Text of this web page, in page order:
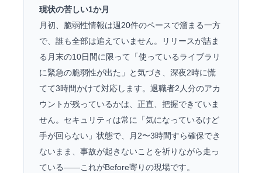
現状の苦しい1か月
月初、脆弱性情報は週20件のペースで溜まる一方
で、誰も全部は追えていません。リリースが詰ま
る月末の10日間に限って「使っているライブラリ
に緊急の脆弱性が出た」と気づき、深夜2時に慌
てて3時間かけて対応します。退職者2人分のアカ
ウントが残っているかは、正直、把握できていま
せん。セキュリティは常に「気になっているけど
手が回らない」状態で、月2〜3時間すら確保でき
ないまま、事故が起きないことを祈りながら走っ
ている——これがBefore寄りの現場です。